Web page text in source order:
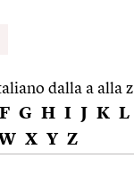
dalla a alla z
F G H I J K L
X Y Z